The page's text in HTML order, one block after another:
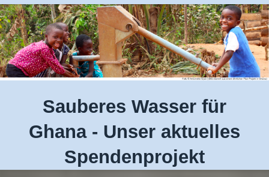
Sauberes Wasser für
Ghana - Unser aktuelles
Spendenprojekt